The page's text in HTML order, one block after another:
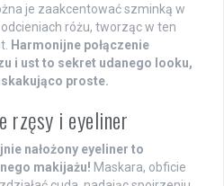
je zaakcentować szminką w
różu, tworząc w ten
Harmonijne połączenie
i ust to sekret udanego looku,
proste.
rzęsy i eyeliner
nałożony eyeliner to
makijażu! Maskara, obficie